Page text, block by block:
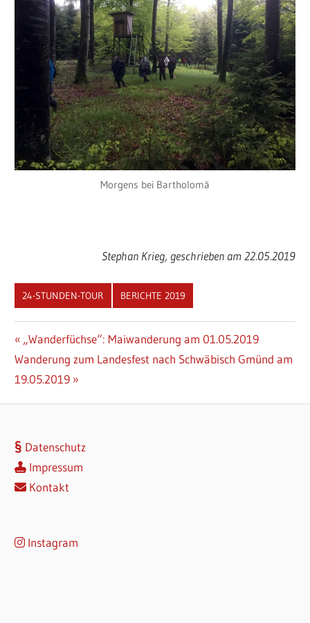
Morgens bei Bartholomä
Stephan Krieg, geschrieben am 22.05.2019
24-STUNDEN-TOUR BERICHTE 2019
Beitragsnavigation
Vorheriger
Beitrag:
„Wanderfüchse“: Maiwanderung am 01.05.2019
Nächster
Beitrag:
Wanderung zum Landesfest nach Schwäbisch Gmünd am
19.05.2019
Datenschutz
Impressum
Kontakt
Instagram